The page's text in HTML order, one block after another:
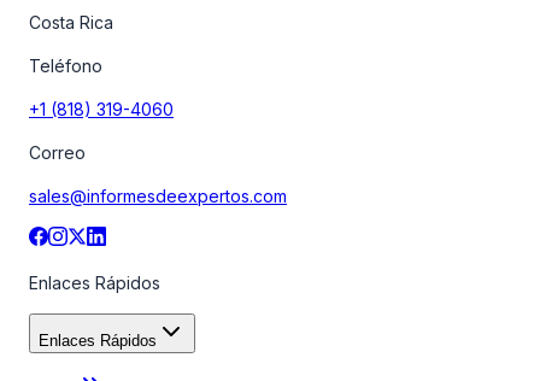
Costa Rica
Teléfono
+1 (818) 319-4060
Correo
sales@informesdeexpertos.com
Enlaces Rápidos
Enlaces Rápidos